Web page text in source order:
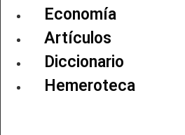
Economía
Artículos
Diccionario
Hemeroteca